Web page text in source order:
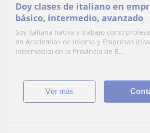
Doy clases de italiano en
básico, intermedio, avanzado
Soy italiana nativa y trabajo como
en Academias de Idioma y Empresas
intermedio) en la Provincia de B...
ver más